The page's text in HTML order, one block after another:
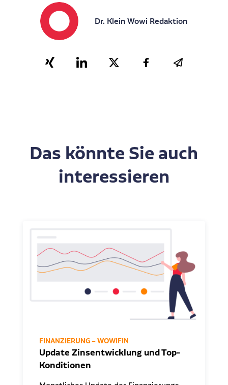
Dr. Klein Wowi Redaktion
Das könnte Sie auch
interessieren
FINANZIERUNG – WOWIFIN
Update Zinsentwicklung und Top-
Konditionen